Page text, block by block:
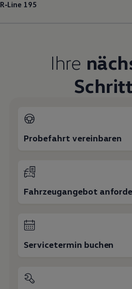
R‑Line 195
Ihre
Probefahrt vereinbaren
Fahrzeugangebot
Servicetermin buchen